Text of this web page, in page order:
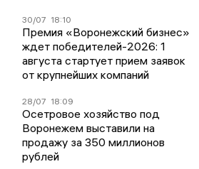
30/07 18:10
Премия «Воронежский бизнес»
ждет победителей-2026: 1
августа стартует прием заявок
от крупнейших компаний
28/07 18:09
Осетровое хозяйство под
Воронежем выставили на
продажу за 350 миллионов
рублей